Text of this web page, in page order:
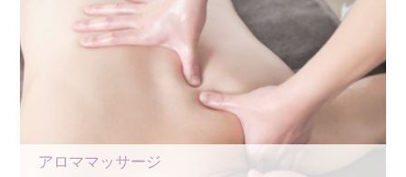
アロママッサージ